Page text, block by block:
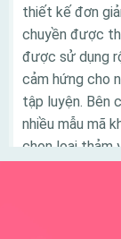
thiết kế đơn
chuyền được
được sử dụng
cảm hứng cho
tập luyện. Bên
nhiều mẫu mã
chọn loại thảm
thao đem đến
Trong đó,
ấn tốt đối với